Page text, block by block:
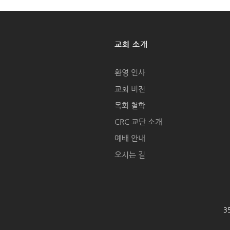
교회 소개
환영 인사
교회 비전
목회 철학
CRC 교단 소개
예배 안내
오시는 길